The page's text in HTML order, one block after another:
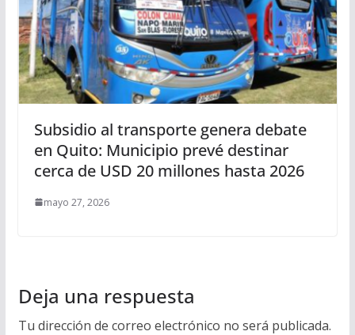
Subsidio al transporte genera debate
en Quito: Municipio prevé destinar
cerca de USD 20 millones hasta 2026
mayo 27, 2026
Deja una respuesta
Tu dirección de correo electrónico no será publicada.